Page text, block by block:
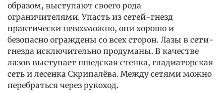
образом, выступают своего рода
ограничителями. Упасть из сетей-гнезд
практически невозможно, они хорошо и
безопасно ограждены со всех сторон. Лазы в сети-
гнезда исключительно продуманы. В качестве
лазов выступает шведская стенка, гладиаторская
сеть и лесенка Скрипалёва. Между сетями можно
перебраться через рукоход.